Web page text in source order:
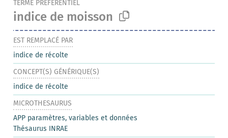
TERME PRÉFÉRENTIEL
indice de moisson
EST REMPLACÉ PAR
indice de récolte
CONCEPT(S) GÉNÉRIQUE(S)
indice de récolte
MICROTHESAURUS
APP paramètres, variables et données
Thésaurus INRAE